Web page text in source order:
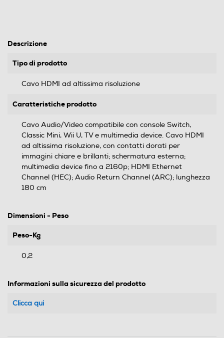
Descrizione
Tipo di prodotto
Cavo HDMI ad altissima risoluzione
Caratteristiche prodotto
Cavo Audio/Video compatibile con console Switch,
Classic Mini, Wii U, TV e multimedia device. Cavo HDMI
ad altissima risoluzione, con contatti dorati per
immagini chiare e brillanti; schermatura esterna;
multimedia device fino a 2160p; HDMI Ethernet
Channel (HEC); Audio Return Channel (ARC); lunghezza
180 cm
Dimensioni - Peso
Peso-Kg
0,2
Informazioni sulla sicurezza del prodotto
Clicca qui